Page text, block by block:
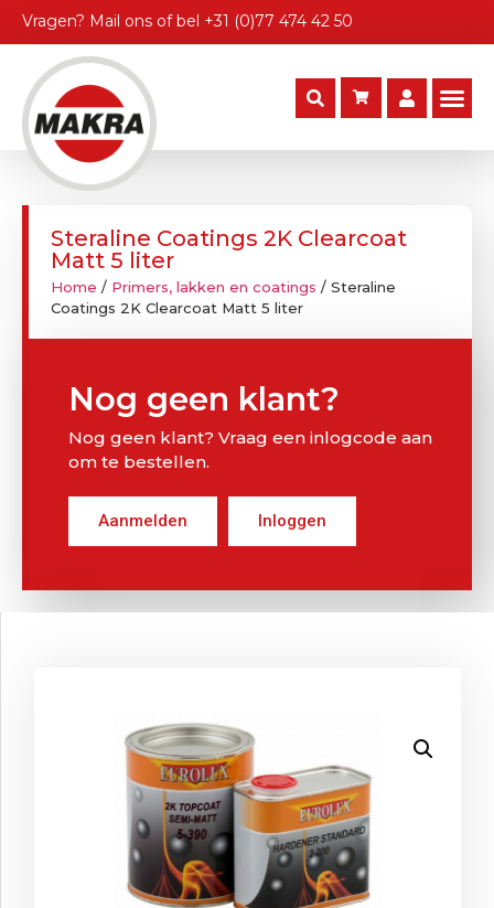
Vragen? Mail ons of bel +31 (0)77 474 42 50
Steraline Coatings 2K Clearcoat
Matt 5 liter
Home / Primers, lakken en coatings / Steraline
Coatings 2K Clearcoat Matt 5 liter
Nog geen klant?
Nog geen klant? Vraag een inlogcode aan
om te bestellen.
Aanmelden Inloggen